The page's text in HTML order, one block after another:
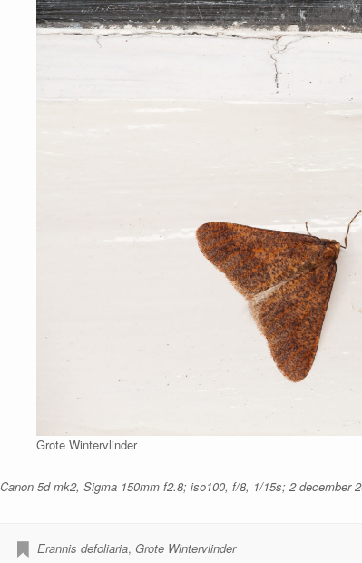
Grote Wintervlinder
Canon 5d mk2, Sigma 150mm f2.8; iso100, f/8, 1/15s; 2 december
Erannis defoliaria, Grote Wintervlinder